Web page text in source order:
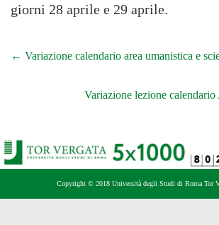
giorni 28 aprile e 29 aprile.
← Variazione calendario area umanistica e
Variazione lezione
Copyright © 2018 Università degli Studi di Roma Tor